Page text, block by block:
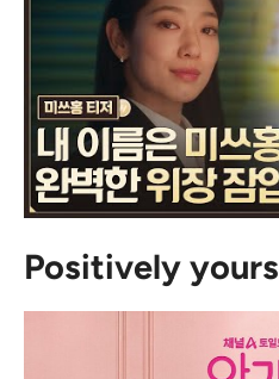
Positively yours